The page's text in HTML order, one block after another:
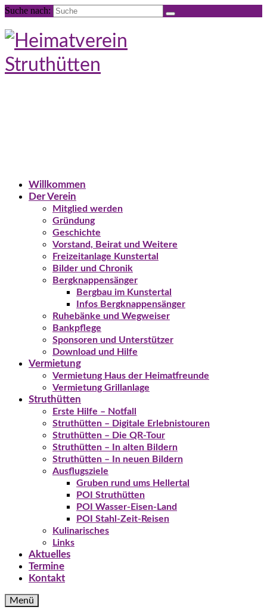
Suche nach:
Willkommen
Der Verein
Mitglied werden
Gründung
Geschichte
Vorstand, Beirat und Weitere
Freizeitanlage Kunstertal
Bilder und Chronik
Bergknappensänger
Bergbau im Kunstertal
Infos Bergknappensänger
Ruhebänke und Wegweiser
Bankpflege
Sponsoren und Unterstützer
Download und Hilfe
Vermietung
Vermietung Haus der Heimatfreunde
Vermietung Grillanlage
Struthütten
Erste Hilfe – Notfall
Struthütten – Digitale Erlebnistouren
Struthütten – Die QR-Tour
Struthütten – In alten Bildern
Struthütten – In neuen Bildern
Ausflugsziele
Gruben rund ums Hellertal
POI Struthütten
POI Wasser-Eisen-Land
POI Stahl-Zeit-Reisen
Kulinarisches
Links
Aktuelles
Termine
Kontakt
Menü